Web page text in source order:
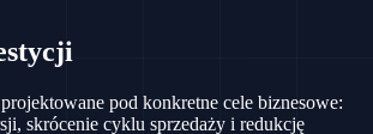
pod konkretne cele biznesowe:
skrócenie cyklu sprzedaży i redukcję